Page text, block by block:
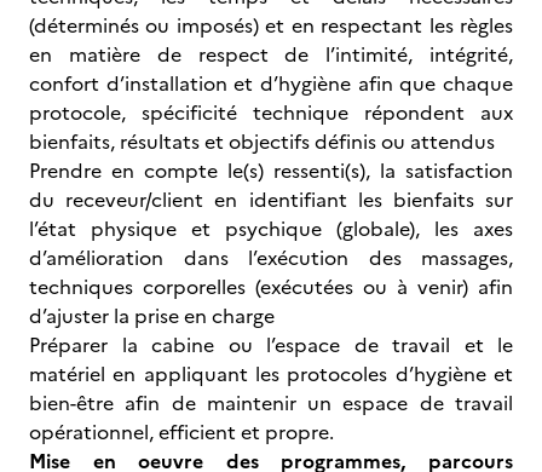
(déterminés ou imposés) et en respectant les règles
en matière de respect de l’intimité, intégrité,
confort d’installation et d’hygiène afin que chaque
protocole, spécificité technique répondent aux
bienfaits, résultats et objectifs définis ou attendus
Prendre en compte le(s) ressenti(s), la satisfaction
du receveur/client en identifiant les bienfaits sur
l’état physique et psychique (globale), les axes
d’amélioration dans l’exécution des massages,
techniques corporelles (exécutées ou à venir) afin
d’ajuster la prise en charge
Préparer la cabine ou l’espace de travail et le
matériel en appliquant les protocoles d’hygiène et
bien-être afin de maintenir un espace de travail
opérationnel, efficient et propre.
Mise en oeuvre des programmes, parcours